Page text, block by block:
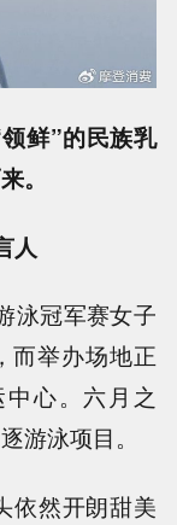
鲜”的民族乳
。
人
泳冠军赛女子
而举办场地正
心。六月之
游泳项目。
依然开朗甜美